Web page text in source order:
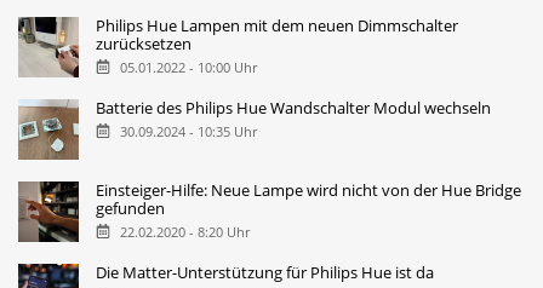
Philips Hue Lampen mit dem neuen Dimmschalter
zurücksetzen
05.01.2022 - 10:00 Uhr
Batterie des Philips Hue Wandschalter Modul wechseln
30.09.2024 - 10:35 Uhr
Einsteiger-Hilfe: Neue Lampe wird nicht von der Hue Bridge
gefunden
22.02.2020 - 8:20 Uhr
Die Matter-Unterstützung für Philips Hue ist da